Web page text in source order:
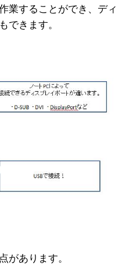
業することができ、ディ
できます。
があります。